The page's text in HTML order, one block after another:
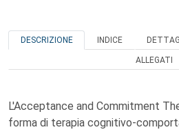
DESCRIZIONE INDICE
ALLEGATI
L'Acceptance and Commitment
forma di terapia cognitivo-